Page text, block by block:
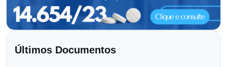
Últimos Documentos